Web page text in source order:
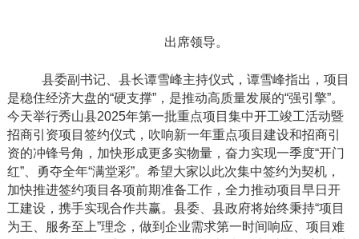
出席领导。
县委副书记、县长谭雪峰主持仪式，谭雪峰指出，项目
是稳住经济大盘的“硬支撑”，是推动高质量发展的“强引擎”。
今天举行秀山县2025年第一批重点项目集中开工竣工活动暨
招商引资项目签约仪式，吹响新一年重点项目建设和招商引
资的冲锋号角，加快形成更多实物量，奋力实现一季度“开门
红”、勇夺全年“满堂彩”。希望大家以此次集中签约为契机，
加快推进签约项目各项前期准备工作，全力推动项目早日开
工建设，携手实现合作共赢。县委、县政府将始终秉持“项目
为王、服务至上”理念，做到企业需求第一时间响应、项目难